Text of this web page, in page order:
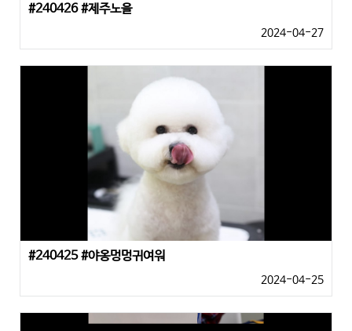
#240426 #제주노을
2024-04-27
#240425 #야옹멍멍귀여워
2024-04-25